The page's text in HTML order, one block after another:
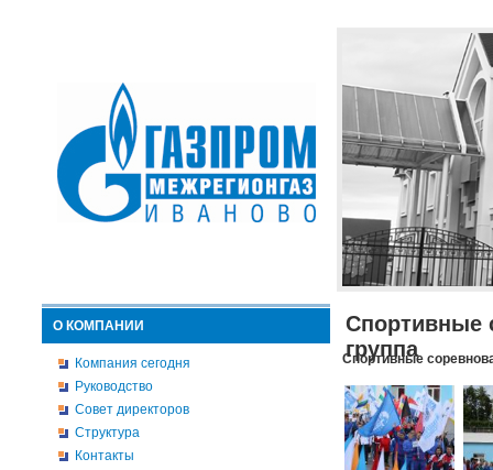
О КОМПАНИИ
Компания сегодня
Руководство
Совет директоров
Структура
Контакты
Спортивные
группа
Спортивные